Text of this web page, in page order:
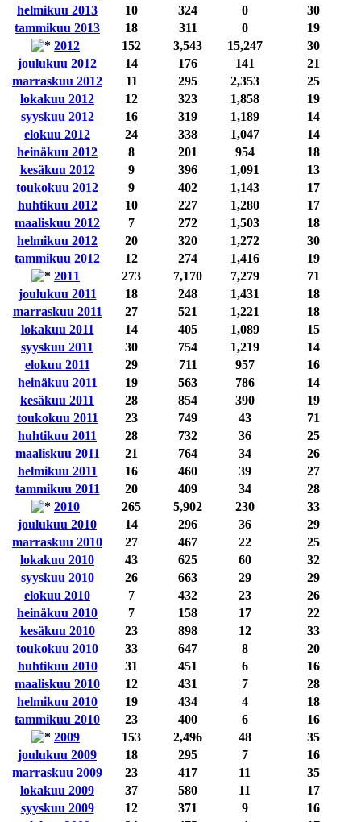
helmikuu 2013
10 324 0
30
tammikuu 2013
18 311 0
19
2012
152 3,543 15,247
30
joulukuu 2012
14 176 141
21
marraskuu 2012
11 295 2,353
25
lokakuu 2012
12 323 1,858
19
syyskuu 2012
16 319 1,189
14
elokuu 2012
24 338 1,047
14
heinäkuu 2012
8 201 954
18
kesäkuu 2012
9 396 1,091
13
toukokuu 2012
9 402 1,143
17
huhtikuu 2012
10 227 1,280
17
maaliskuu 2012
7 272 1,503
18
helmikuu 2012
20 320 1,272
30
tammikuu 2012
12 274 1,416
19
2011
273 7,170 7,279
71
joulukuu 2011
18 248 1,431
18
marraskuu 2011
27 521 1,221
18
lokakuu 2011
14 405 1,089
15
syyskuu 2011
30 754 1,219
14
elokuu 2011
29 711 957
16
heinäkuu 2011
19 563 786
14
kesäkuu 2011
28 854 390
19
toukokuu 2011
23 749 43
71
huhtikuu 2011
28 732 36
25
maaliskuu 2011
21 764 34
26
helmikuu 2011
16 460 39
27
tammikuu 2011
20 409 34
28
2010
265 5,902 230
33
joulukuu 2010
14 296 36
29
marraskuu 2010
27 467 22
25
lokakuu 2010
43 625 60
32
syyskuu 2010
26 663 29
29
elokuu 2010
7 432 23
26
heinäkuu 2010
7 158 17
22
kesäkuu 2010
23 898 12
33
toukokuu 2010
33 647 8
20
huhtikuu 2010
31 451 6
16
maaliskuu 2010
12 431 7
28
helmikuu 2010
19 434 4
18
tammikuu 2010
23 400 6
16
2009
153 2,496 48
35
joulukuu 2009
18 295 7
16
marraskuu 2009
23 417 11
35
lokakuu 2009
37 580 11
17
syyskuu 2009
12 371 9
16